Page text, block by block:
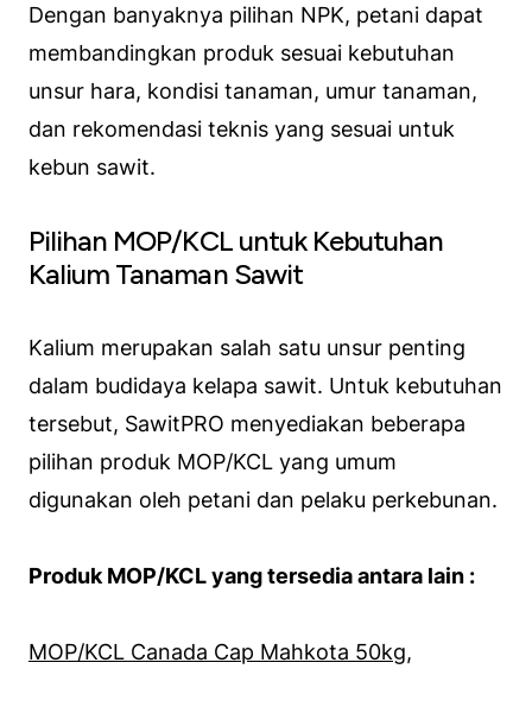
Dengan banyaknya pilihan NPK, petani dapat
membandingkan produk sesuai kebutuhan
unsur hara, kondisi tanaman, umur tanaman,
dan rekomendasi teknis yang sesuai untuk
kebun sawit.
Pilihan MOP/KCL untuk Kebutuhan
Kalium Tanaman Sawit
Kalium merupakan salah satu unsur penting
dalam budidaya kelapa sawit. Untuk kebutuhan
tersebut, SawitPRO menyediakan beberapa
pilihan produk MOP/KCL yang umum
digunakan oleh petani dan pelaku perkebunan.
Produk MOP/KCL yang tersedia antara lain :
MOP/KCL Canada Cap Mahkota 50kg,